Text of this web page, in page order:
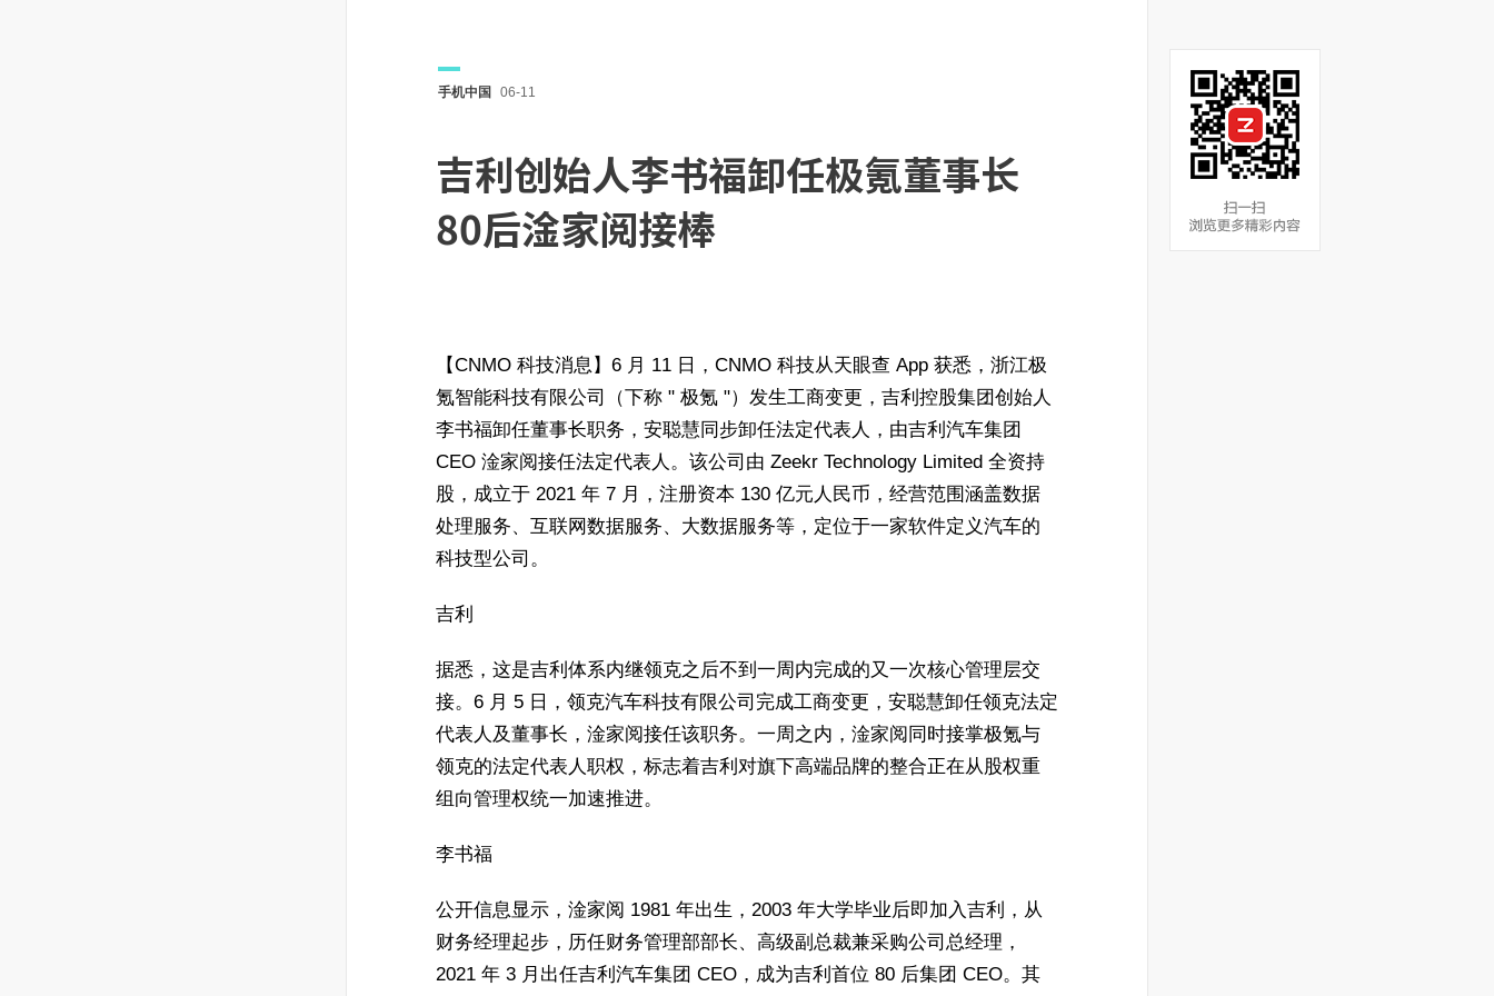
手机中国 06-11
吉利创始人李书福卸任极氪董事长
80后淦家阅接棒
【CNMO 科技消息】6 月 11 日，CNMO 科技从天眼查 App 获悉，浙江极
氪智能科技有限公司（下称 " 极氪 "）发生工商变更，吉利控股集团创始人
李书福卸任董事长职务，安聪慧同步卸任法定代表人，由吉利汽车集团
CEO 淦家阅接任法定代表人。该公司由 Zeekr Technology Limited 全资持
股，成立于 2021 年 7 月，注册资本 130 亿元人民币，经营范围涵盖数据
处理服务、互联网数据服务、大数据服务等，定位于一家软件定义汽车的
科技型公司。
吉利
据悉，这是吉利体系内继领克之后不到一周内完成的又一次核心管理层交
接。6 月 5 日，领克汽车科技有限公司完成工商变更，安聪慧卸任领克法定
代表人及董事长，淦家阅接任该职务。一周之内，淦家阅同时接掌极氪与
领克的法定代表人职权，标志着吉利对旗下高端品牌的整合正在从股权重
组向管理权统一加速推进。
李书福
公开信息显示，淦家阅 1981 年出生，2003 年大学毕业后即加入吉利，从
财务经理起步，历任财务管理部部长、高级副总裁兼采购公司总经理，
2021 年 3 月出任吉利汽车集团 CEO，成为吉利首位 80 后集团 CEO。其